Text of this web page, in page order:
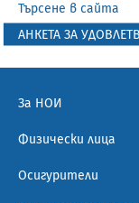
Търсене в сайта
АНКЕТА ЗА
За НОИ
Физически лица
Осигурители